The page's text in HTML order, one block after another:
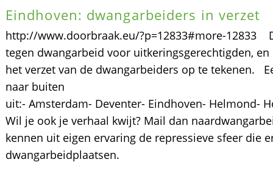
Eindhoven: dwangarbeiders in verzet
http://www.doorbraak.eu/?p=12833#more-12833
tegen dwangarbeid voor uitkeringsgerechtigden,
het verzet van de dwangarbeiders op te tekenen.
naar buiten
uit:- Amsterdam- Deventer- Eindhoven- Helmond-
Wil je ook je verhaal kwijt? Mail dan
kennen uit eigen ervaring de repressieve sfeer die
dwangarbeidplaatsen.